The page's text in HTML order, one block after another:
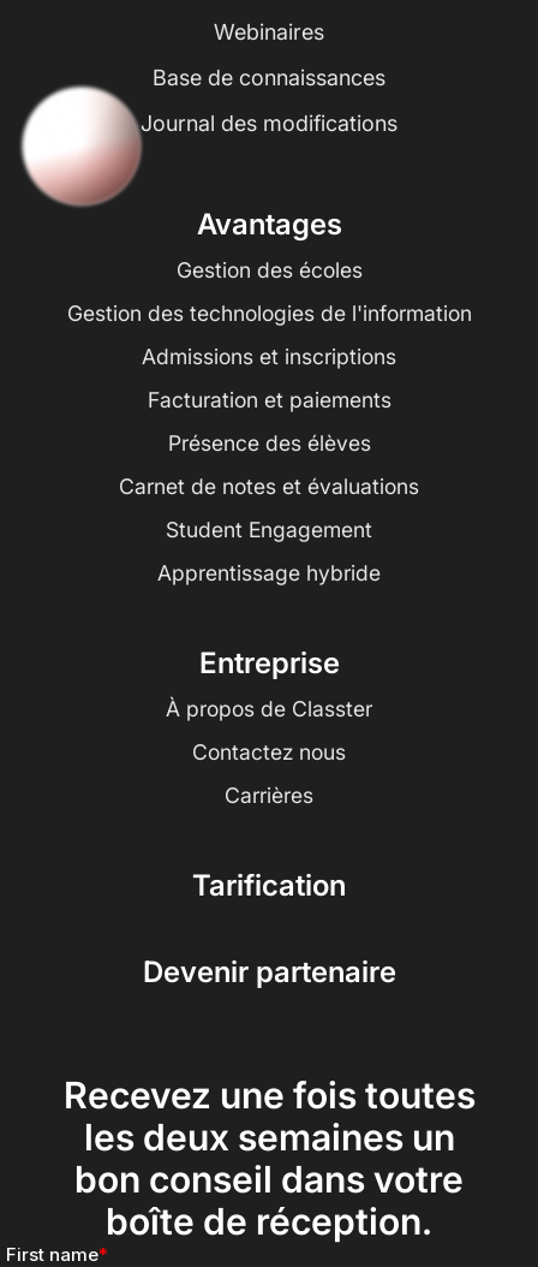
Webinaires
Base de connaissances
Journal des modifications
Avantages
Gestion des écoles
Gestion des technologies de l'information
Admissions et inscriptions
Facturation et paiements
Présence des élèves
Carnet de notes et évaluations
Student Engagement
Apprentissage hybride
Entreprise
À propos de Classter
Contactez nous
Carrières
Tarification
Devenir partenaire
Recevez une fois toutes
les deux semaines un
bon conseil dans votre
boîte de réception.